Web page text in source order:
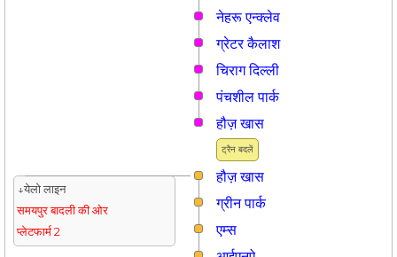
नेहरू एन्क्लेव
ग्रेटर कैलाश
चिराग दिल्ली
पंचशील पार्क
ट्रैन बदलें
हौज़ खास
हौज़ खास
↓येलो लाइन
समयपुर बादली की ओर
प्लेटफार्म 2
ग्रीन पार्क
एम्स